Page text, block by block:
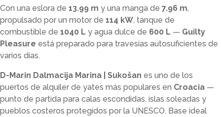
Con una eslora de 13.99 m y una manga de 7.96 m,
propulsado por un motor de 114 kW, tanque de
combustible de 1040 L y agua dulce de 600 L — Guilty
Pleasure está preparado para travesías autosuficientes de
varios días.
D-Marin Dalmacija Marina | Sukošan es uno de los
puertos de alquiler de yates más populares en Croacia —
punto de partida para calas escondidas, islas soleadas y
pueblos costeros protegidos por la UNESCO. Base ideal